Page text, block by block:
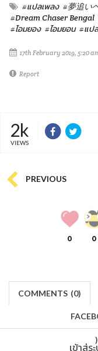
#แปลเพลง #夢追い
#Dream Chaser Bengal
#ไอมยอง #ไอมยอน #แป
17th February 2019, 5:20
Report
2k
VIEWS
PREVIOUS
0 0
COMMENTS (0)
)
เข้าสู่